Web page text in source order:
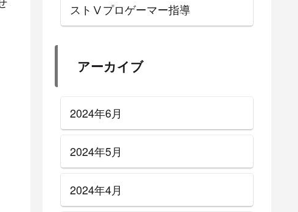
カテゴリー